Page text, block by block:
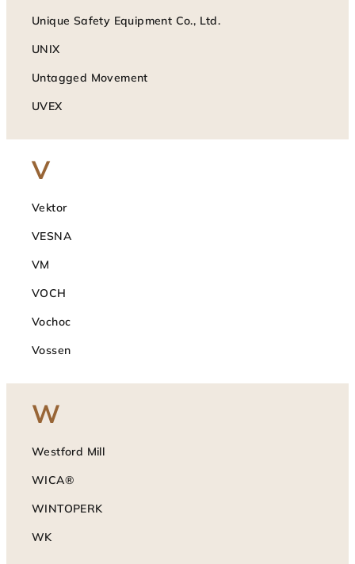
Unique Safety Equipment Co., Ltd.
UNIX
Untagged Movement
UVEX
V
Vektor
VESNA
VM
VOCH
Vochoc
Vossen
W
Westford Mill
WICA®
WINTOPERK
WK